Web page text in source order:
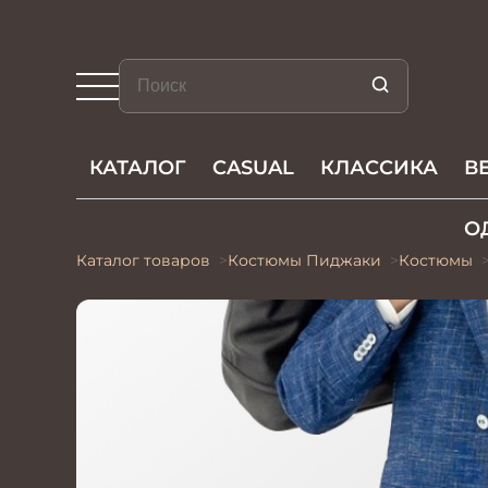
КАТАЛОГ CASUAL КЛАССИКА
Каталог товаров Костюмы Пиджаки Костюмы